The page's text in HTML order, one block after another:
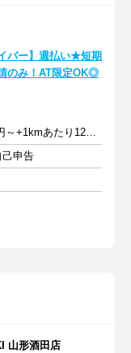
バー】週払い★短期
のみ！AT限定OK◎
完全出来高制（1回送900円～+1kmあたり12円～）＋交通費
申告
山形酒田店